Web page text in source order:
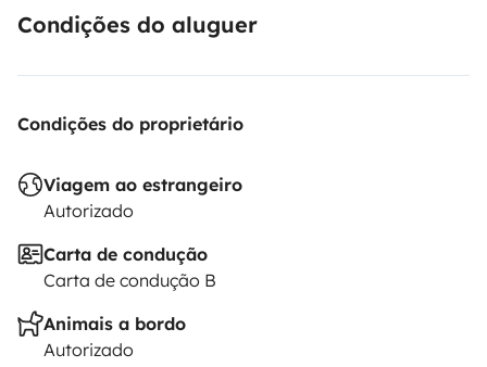
Condições do aluguer
Condições do proprietário
Viagem ao estrangeiro
Autorizado
Carta de condução
Carta de condução B
Animais a bordo
Autorizado